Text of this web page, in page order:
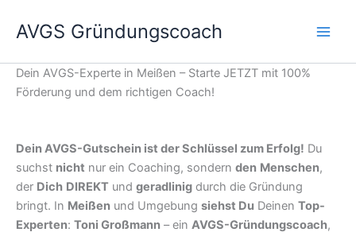
InhaltAVGS Gründungscoach
Dein AVGS-Experte in Meißen – Starte JETZT mit 100%
Förderung und dem richtigen Coach!
Dein AVGS-Gutschein ist der Schlüssel zum Erfolg! Du
suchst nicht nur ein Coaching, sondern den Menschen,
der Dich DIREKT und geradlinig durch die Gründung
bringt. In Meißen und Umgebung siehst Du Deinen Top-
Experten: Toni Großmann – ein AVGS-Gründungscoach,